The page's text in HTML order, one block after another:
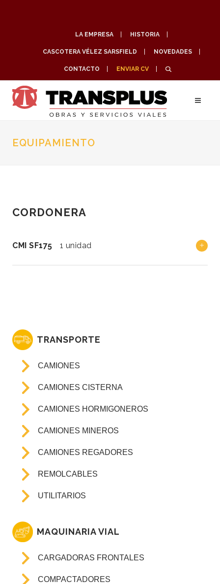
LA EMPRESA HISTORIA
CASCOTERA VÉLEZ SARSFIELD NOVEDADES
CONTACTO ENVIAR CV
EQUIPAMIENTO
CORDONERA
CMI SF175 1 unidad
TRANSPORTE
CAMIONES
CAMIONES CISTERNA
CAMIONES HORMIGONEROS
CAMIONES MINEROS
CAMIONES REGADORES
REMOLCABLES
UTILITARIOS
MAQUINARIA VIAL
CARGADORAS FRONTALES
COMPACTADORES